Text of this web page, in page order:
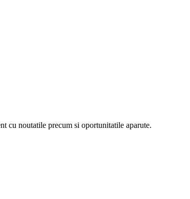
cu noutatile precum si oportunitatile aparute.